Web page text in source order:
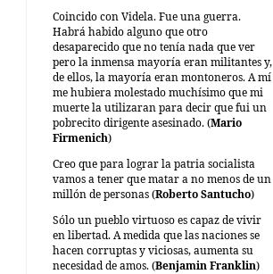
Coincido con Videla. Fue una guerra.
Habrá habido alguno que otro
desaparecido que no tenía nada que ver
pero la inmensa mayoría eran militantes y,
de ellos, la mayoría eran montoneros. A mí
me hubiera molestado muchísimo que mi
muerte la utilizaran para decir que fui un
pobrecito dirigente asesinado. (Mario
Firmenich)
Creo que para lograr la patria socialista
vamos a tener que matar a no menos de un
millón de personas (Roberto Santucho)
Sólo un pueblo virtuoso es capaz de vivir
en libertad. A medida que las naciones se
hacen corruptas y viciosas, aumenta su
necesidad de amos. (Benjamin Franklin)